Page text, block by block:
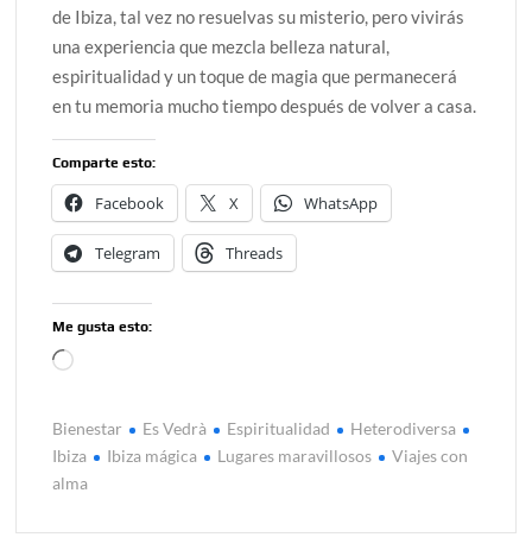
de Ibiza, tal vez no resuelvas su misterio, pero vivirás
una experiencia que mezcla belleza natural,
espiritualidad y un toque de magia que permanecerá
en tu memoria mucho tiempo después de volver a casa.
Comparte esto:
Facebook X WhatsApp
Telegram Threads
Me gusta esto:
Cargando...
Bienestar Es Vedrà Espiritualidad
Heterodiversa
Ibiza
Ibiza mágica Lugares maravillosos
Viajes con
alma